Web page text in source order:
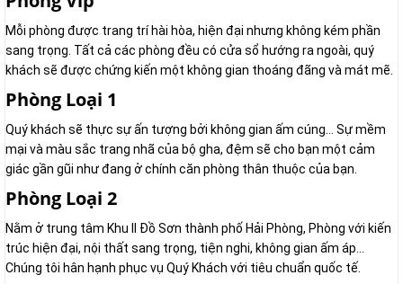
Mỗi phòng được trang trí hài hòa, hiện đại nhưng không kém phần
sang trọng. Tất cả các phòng đều có cửa sổ hướng ra ngoài, quý
khách sẽ được chứng kiến một không gian thoáng đãng và mát mẽ.
Phòng Loại 1
Quý khách sẽ thực sự ấn tượng bởi không gian ấm cúng… Sự mềm
mại và màu sắc trang nhã của bộ gha, đệm sẽ cho bạn một cảm
giác gần gũi như đang ở chính căn phòng thân thuộc của bạn.
Phòng Loại 2
Nằm ở trung tâm Khu II Đồ Sơn thành phố Hải Phòng, Phòng với kiến
trúc hiện đại, nội thất sang trọng, tiện nghi, không gian ấm áp...
Chúng tôi hân hạnh phục vụ Quý Khách với tiêu chuẩn quốc tế.